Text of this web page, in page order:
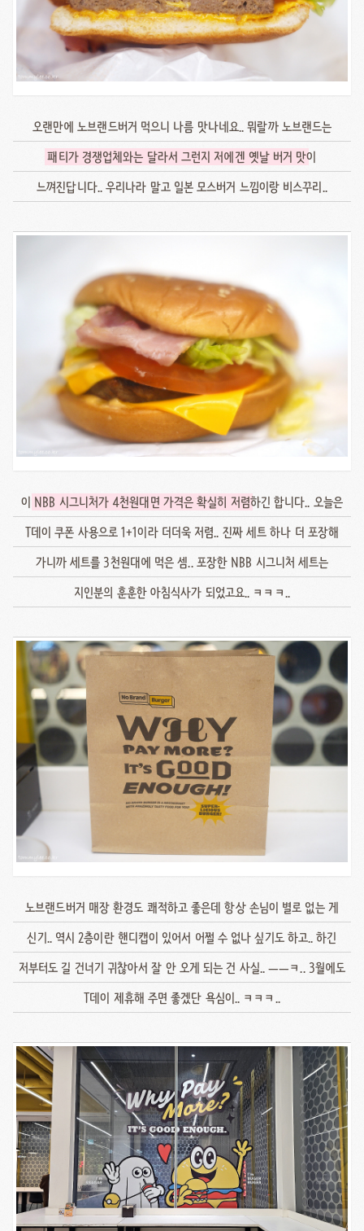
오랜만에 노브랜드버거 먹으니 나름 맛나네요.. 뭐랄까 노브랜드는
패티가 경쟁업체와는 달라서 그런지 저에겐 옛날 버거 맛이
느껴진답니다.. 우리나라 말고 일본 모스버거 느낌이랑 비스꾸리..
이 NBB 시그니처가 4천원대면 가격은 확실히 저렴하긴 합니다.. 오늘은
T데이 쿠폰 사용으로 1+1이라 더더욱 저렴.. 진짜 세트 하나 더 포장해
가니까 세트를 3천원대에 먹은 셈.. 포장한 NBB 시그니처 세트는
지인분의 훈훈한 아침식사가 되었고요.. ㅋㅋㅋ..
노브랜드버거 매장 환경도 쾌적하고 좋은데 항상 손님이 별로 없는 게
신기.. 역시 2층이란 핸디캡이 있어서 어쩔 수 없나 싶기도 하고.. 하긴
저부터도 길 건너기 귀찮아서 잘 안 오게 되는 건 사실.. ㅡㅡㅋ.. 3월에도
T데이 제휴해 주면 좋겠단 욕심이.. ㅋㅋㅋ..